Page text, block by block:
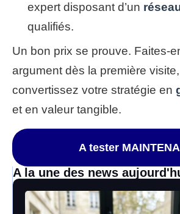
expert disposant d’un
qualifiés.
Un bon prix se prouve. Faites-
argument dès la première
convertissez votre stratégie en
et en valeur tangible.
A tester
A la une des news